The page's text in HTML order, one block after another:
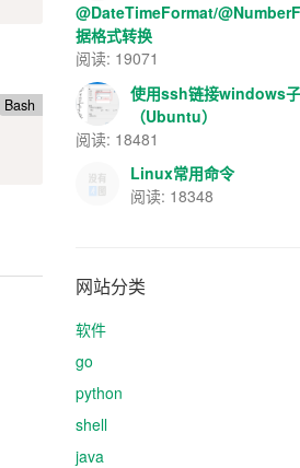
Bash
@DateTimeFormat/
据格式转换
阅读: 19071
使用ssh链接windows
（Ubuntu）
阅读: 18481
Linux常用命令
阅读: 18348
网站分类
软件
go
python
shell
java